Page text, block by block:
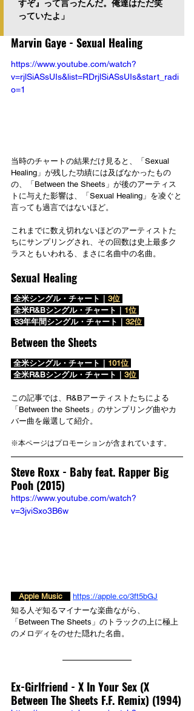
っていたよ」
Marvin Gaye - Sexual Healing
https://www.youtube.com/watch?
v=rjlSiASsUIs&list=RDrjlSiASsUIs&start_radi
o=1
当時のチャートの結果だけ見ると、「Sexual
Healing」が残した功績には及ばなかったもの
の、「Between the Sheets」が後のアーティス
トに与えた影響は、「Sexual Healing」を凌ぐと
言っても過言ではないほど。
これまでに数え切れないほどのアーティストた
ちにサンプリングされ、その回数は史上最多ク
ラスともいわれる、まさに名曲中の名曲。
Sexual Healing
全米シングル・チャート｜ 3位
全米R&Bシングル・チャート｜ 1位
'83年年間シングル・チャート｜ 32位
Between the Sheets
全米シングル・チャート｜ 101位
全米R&Bシングル・チャート｜ 3位
この記事では、R&Bアーティストたちによる
「Between the Sheets」のサンプリング曲やカ
バー曲を厳選して紹介。
※本ページはプロモーションが含まれています。
Steve Roxx - Baby feat. Rapper Big
Pooh (2015)
https://www.youtube.com/watch?
v=3jviSxo3B6w
Apple Music
https://apple.co/3ft5bGJ
知る人ぞ知るマイナーな楽曲ながら、
「Between The Sheets」のトラックの上に極上
のメロディをのせた隠れた名曲。
Ex-Girlfriend - X In Your Sex (X
Between The Sheets F.F. Remix) (1994)